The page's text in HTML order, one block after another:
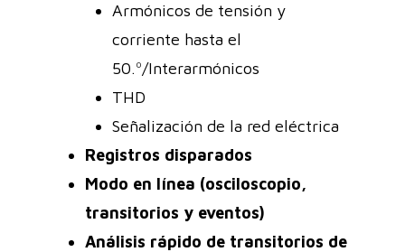
Armónicos de tensión y
corriente hasta el
50.º/Interarmónicos
THD
Señalización de la red eléctrica
Registros disparados
Modo en línea (osciloscopio,
transitorios y eventos)
Análisis rápido de transitorios de